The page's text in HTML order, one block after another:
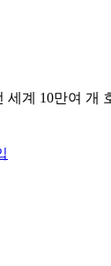
세계 10만여 개